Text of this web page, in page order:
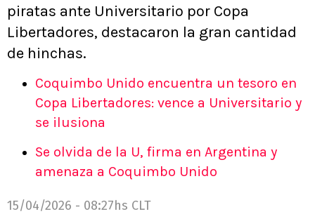
piratas ante Universitario por Copa
Libertadores, destacaron la gran cantidad
de hinchas.
Coquimbo Unido encuentra un tesoro en
Copa Libertadores: vence a Universitario y
se ilusiona
Se olvida de la U, firma en Argentina y
amenaza a Coquimbo Unido
15/04/2026 - 08:27hs CLT